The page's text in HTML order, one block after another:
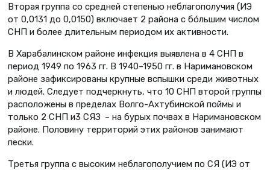
Вторая группа со средней степенью неблагополучия (ИЭ
от 0,0131 до 0,0150) включает 2 района с бóльшим числом
СНП и более длительным периодом их активности.
В Харабалинском районе инфекция выявлена в 4 СНП в
период 1949 по 1963 гг. В 1940–1950 гг. в Наримановском
районе зафиксированы крупные вспышки среди животных
и людей. Следует подчеркнуть, что 10 СНП второй группы
расположены в пределах Волго-Ахтубинской поймы и
только 2 СНП и3 СЯЗ – на бурых почвах в Наримановском
районе. Половину территорий этих районов занимают
пески.
Третья группа с высоким неблагополучием по СЯ (ИЭ от